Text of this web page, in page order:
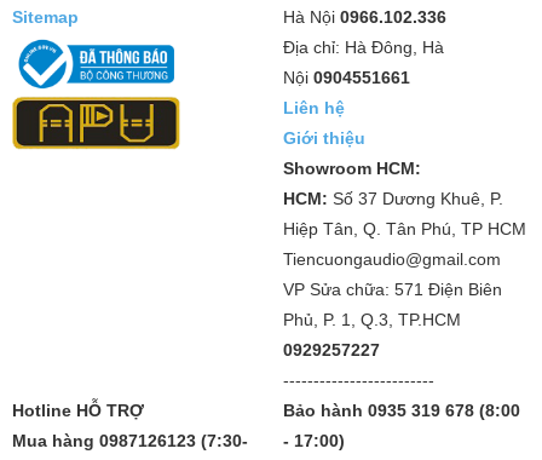
Sitemap
Hà Nội 0966.102.336
Địa chỉ: Hà Đông, Hà
Nội 0904551661
Liên hệ
Giới thiệu
Showroom HCM:
HCM: Số 37 Dương Khuê, P.
Hiệp Tân, Q. Tân Phú, TP HCM
Tiencuongaudio@gmail.com
VP Sửa chữa: 571 Điện Biên
Phủ, P. 1, Q.3, TP.HCM
0929257227
-------------------------
Hotline HỖ TRỢ
Mua hàng 0987126123 (7:30-
Bảo hành 0935 319 678 (8:00
- 17:00)